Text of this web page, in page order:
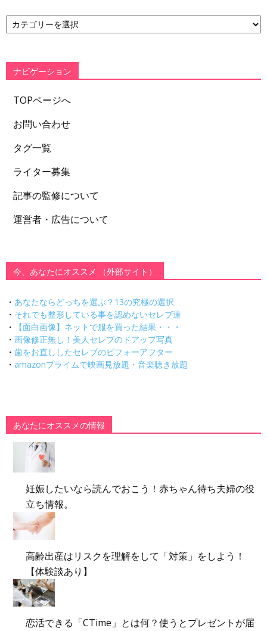
カ
テ
ー
ナビゲーション
TOPページへ
お問い合わせ
タグ一覧
ライター募集
記事の監修について
運営者・広告について
今、あなたにオススメ （外部サイト）
・ あなたならどっちを選ぶ？13の究極の選択
・ それでも整形している事を認めないセレブ達
・
【面白画像】ネットで服を買った結果・・・
・ 画像修正無し！美人セレブのドアップ写真
・ 歯をお直ししたセレブのビフォーアフター
・ amazonプライムで映画見放題・音楽聴き放題
あなたにオススメの情報
妊娠したいなら読んでおこう！赤ちゃん待ち夫婦の役
立ち情報。
高齢出産はリスクを理解をして「対策」をしよう！
【体験談あり】
恋活できる「CTime」とは何？使うとプレゼントが届